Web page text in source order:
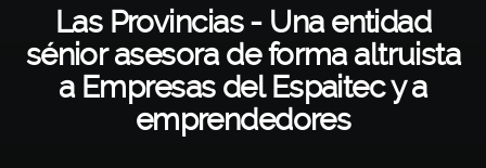
Las Provincias - Una entidad
sénior asesora de forma altruista
a Empresas del Espaitec y a
emprendedores